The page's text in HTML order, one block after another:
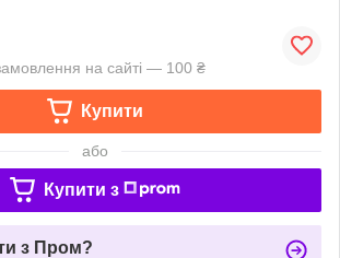
на сайті — 100 ₴
Купити
або
Купити з
з Пром?